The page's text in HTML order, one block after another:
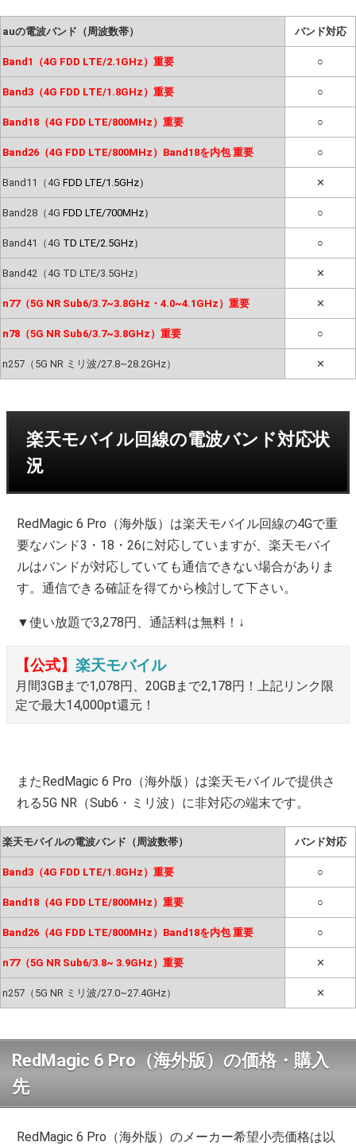
auの電波バンド（周波数帯） バンド対応
Band1（4G FDD LTE/2.1GHz）重要 ○
Band3（4G FDD LTE/1.8GHz）重要 ○
Band18（4G FDD LTE/800MHz）重要 ○
Band26（4G FDD LTE/800MHz）Band18を内包 重要 ○
Band11（4G FDD LTE/1.5GHz） ✕
Band28（4G FDD LTE/700MHz） ○
Band41（4G TD LTE/2.5GHz） ○
Band42（4G TD LTE/3.5GHz） ✕
n77（5G NR Sub6/3.7~3.8GHz・4.0~4.1GHz）重要 ✕
n78（5G NR Sub6/3.7~3.8GHz）重要 ○
n257（5G NR ミリ波/27.8~28.2GHz） ✕
楽天モバイル回線の電波バンド対応状
況
RedMagic 6 Pro（海外版）は楽天モバイル回線の4Gで重
要なバンド3・18・26に対応していますが、楽天モバイ
ルはバンドが対応していても通信できない場合がありま
す。通信できる確証を得てから検討して下さい。
▼使い放題で3,278円、通話料は無料！↓
【公式】 楽天モバイル
月間3GBまで1,078円、20GBまで2,178円！上記リンク限
定で最大14,000pt還元！
またRedMagic 6 Pro（海外版）は楽天モバイルで提供さ
れる5G NR（Sub6・ミリ波）に非対応の端末です。
楽天モバイルの電波バンド（周波数帯） バンド対応
Band3（4G FDD LTE/1.8GHz）重要 ○
Band18（4G FDD LTE/800MHz）重要 ○
Band26（4G FDD LTE/800MHz）Band18を内包 重要 ○
n77（5G NR Sub6/3.8~ 3.9GHz）重要 ✕
n257（5G NR ミリ波/27.0~27.4GHz） ✕
RedMagic 6 Pro（海外版）の価格・購入
先
RedMagic 6 Pro（海外版）のメーカー希望小売価格は以